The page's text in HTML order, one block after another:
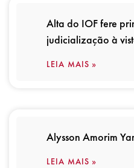
Alta do IOF fere
judicialização à
LEIA MAIS »
Alysson Amorim
LEIA MAIS »